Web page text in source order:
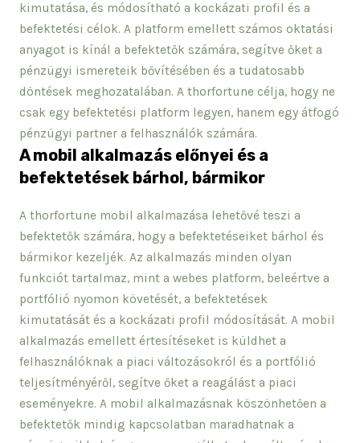
kimutatása, és módosítható a kockázati profil és a
befektetési célok. A platform emellett számos oktatási
anyagot is kínál a befektetők számára, segítve őket a
pénzügyi ismereteik bővítésében és a tudatosabb
döntések meghozatalában. A thorfortune célja, hogy ne
csak egy befektetési platform legyen, hanem egy átfogó
pénzügyi partner a felhasználók számára.
A mobil alkalmazás előnyei és a
befektetések bárhol, bármikor
A thorfortune mobil alkalmazása lehetővé teszi a
befektetők számára, hogy a befektetéseiket bárhol és
bármikor kezeljék. Az alkalmazás minden olyan
funkciót tartalmaz, mint a webes platform, beleértve a
portfólió nyomon követését, a befektetések
kimutatását és a kockázati profil módosítását. A mobil
alkalmazás emellett értesítéseket is küldhet a
felhasználóknak a piaci változásokról és a portfólió
teljesítményéről, segítve őket a reagálást a piaci
eseményekre. A mobil alkalmazásnak köszönhetően a
befektetők mindig kapcsolatban maradhatnak a